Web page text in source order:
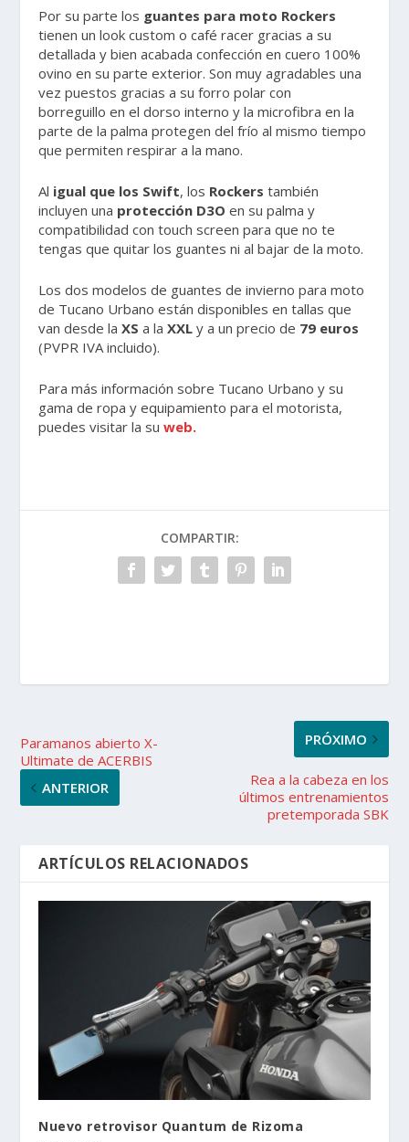
Por su parte los guantes para moto Rockers
tienen un look custom o café racer gracias a su
detallada y bien acabada confección en cuero 100%
ovino en su parte exterior. Son muy agradables una
vez puestos gracias a su forro polar con
borreguillo en el dorso interno y la microfibra en la
parte de la palma protegen del frío al mismo tiempo
que permiten respirar a la mano.
Al igual que los Swift, los Rockers también
incluyen una protección D3O en su palma y
compatibilidad con touch screen para que no te
tengas que quitar los guantes ni al bajar de la moto.
Los dos modelos de guantes de invierno para moto
de Tucano Urbano están disponibles en tallas que
van desde laXS a laXXL y a un precio de 79 euros
(PVPR IVA incluido).
Para más información sobre Tucano Urbano y su
gama de ropa y equipamiento para el motorista,
puedes visitar la suweb.
COMPARTIR:
Paramanos abierto X-
Ultimate de ACERBIS
ANTERIOR
PRÓXIMO
Rea a la cabeza en los
últimos entrenamientos
pretemporada SBK
ARTÍCULOS RELACIONADOS
Nuevo retrovisor Quantum de Rizoma